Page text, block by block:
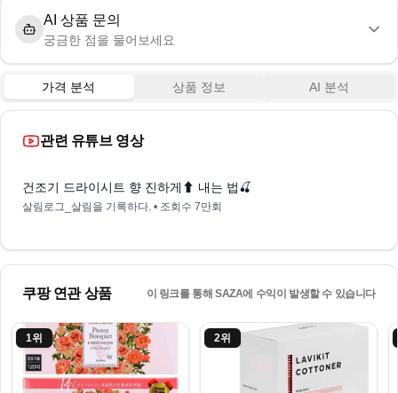
AI 상품 문의
궁금한 점을 물어보세요
가격 분석 상품 정보 AI 분석
관련 유튜브 영상
건조기 드라이시트 향 진하게⬆︎ 내는 법🍒
살림로그_살림을 기록하다. • 조회수 7만회
쿠팡 연관 상품 이 링크를 통해 SAZA에 수익이 발생할 수 있습니다
1위 2위